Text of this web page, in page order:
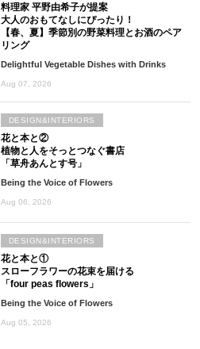
料理家 平野由希子が提案
大人のおもてなしにぴったり！
【春、夏】季節別の野菜料理とお酒のペア
リング
Delightful Vegetable Dishes with Drinks
Aug 07, 2026
花と本と②
植物と人をそっとつなぐ書店
「草舟あんとす号」
Being the Voice of Flowers
Aug 06, 2026
DESIGN&INTERIORS
花と本と①
スローフラワーの花束を届ける
「four peas flowers」
Being the Voice of Flowers
Aug 05, 2026
DESIGN&INTERIORS